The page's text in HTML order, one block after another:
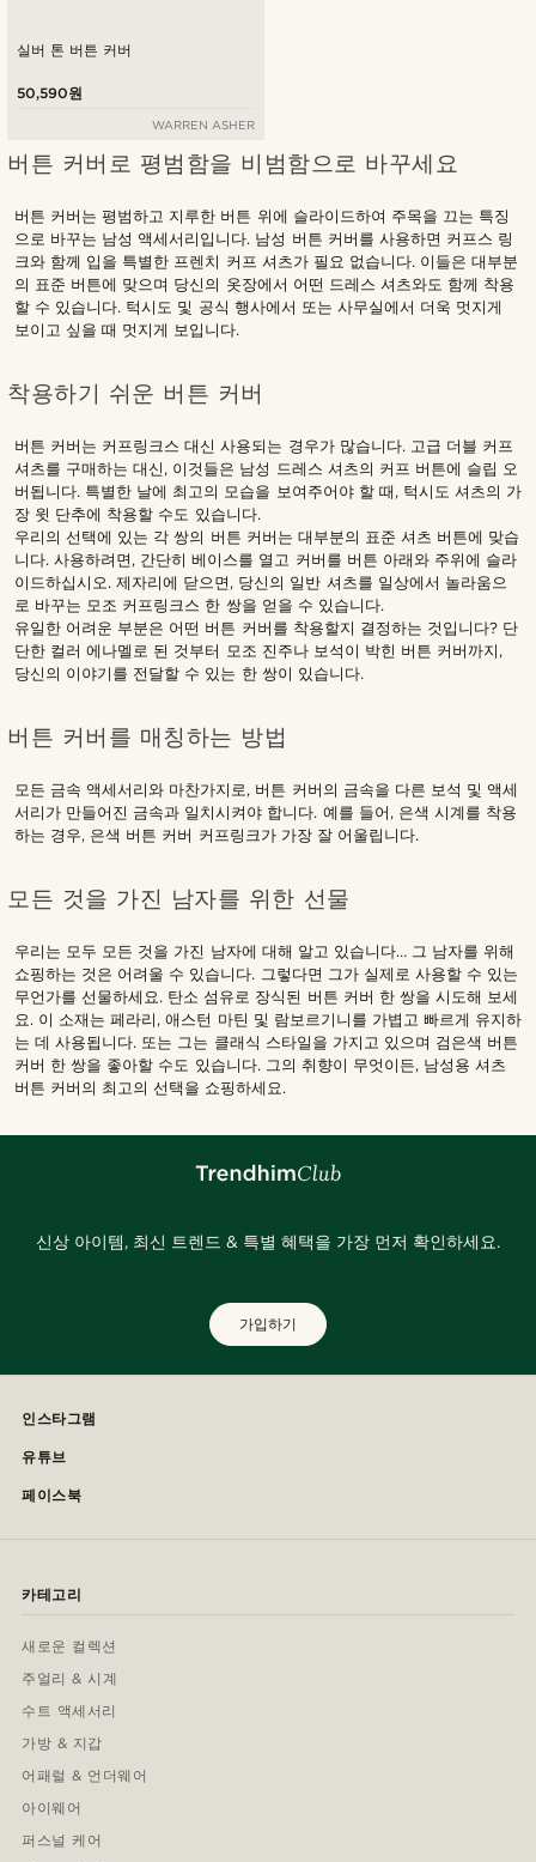
실버 톤 버튼 커버
50,590원
WARREN ASHER
버튼 커버로 평범함을 비범함으로 바꾸세요
버튼 커버는 평범하고 지루한 버튼 위에 슬라이드하여 주목을 끄는 특징
으로 바꾸는 남성 액세서리입니다. 남성 버튼 커버를 사용하면 커프스 링
크와 함께 입을 특별한 프렌치 커프 셔츠가 필요 없습니다. 이들은 대부분
의 표준 버튼에 맞으며 당신의 옷장에서 어떤 드레스 셔츠와도 함께 착용
할 수 있습니다. 턱시도 및 공식 행사에서 또는 사무실에서 더욱 멋지게
보이고 싶을 때 멋지게 보입니다.
착용하기 쉬운 버튼 커버
버튼 커버는 커프링크스 대신 사용되는 경우가 많습니다. 고급 더블 커프
셔츠를 구매하는 대신, 이것들은 남성 드레스 셔츠의 커프 버튼에 슬립 오
버됩니다. 특별한 날에 최고의 모습을 보여주어야 할 때, 턱시도 셔츠의 가
장 윗 단추에 착용할 수도 있습니다.
우리의 선택에 있는 각 쌍의 버튼 커버는 대부분의 표준 셔츠 버튼에 맞습
니다. 사용하려면, 간단히 베이스를 열고 커버를 버튼 아래와 주위에 슬라
이드하십시오. 제자리에 닫으면, 당신의 일반 셔츠를 일상에서 놀라움으
로 바꾸는 모조 커프링크스 한 쌍을 얻을 수 있습니다.
유일한 어려운 부분은 어떤 버튼 커버를 착용할지 결정하는 것입니다? 단
단한 컬러 에나멜로 된 것부터 모조 진주나 보석이 박힌 버튼 커버까지,
당신의 이야기를 전달할 수 있는 한 쌍이 있습니다.
버튼 커버를 매칭하는 방법
모든 금속 액세서리와 마찬가지로, 버튼 커버의 금속을 다른 보석 및 액세
서리가 만들어진 금속과 일치시켜야 합니다. 예를 들어, 은색 시계를 착용
하는 경우, 은색 버튼 커버 커프링크가 가장 잘 어울립니다.
모든 것을 가진 남자를 위한 선물
우리는 모두 모든 것을 가진 남자에 대해 알고 있습니다… 그 남자를 위해
쇼핑하는 것은 어려울 수 있습니다. 그렇다면 그가 실제로 사용할 수 있는
무언가를 선물하세요. 탄소 섬유로 장식된 버튼 커버 한 쌍을 시도해 보세
요. 이 소재는 페라리, 애스턴 마틴 및 람보르기니를 가볍고 빠르게 유지하
는 데 사용됩니다. 또는 그는 클래식 스타일을 가지고 있으며 검은색 버튼
커버 한 쌍을 좋아할 수도 있습니다. 그의 취향이 무엇이든, 남성용 셔츠
버튼 커버의 최고의 선택을 쇼핑하세요.
신상 아이템, 최신 트렌드 & 특별 혜택을 가장 먼저 확인하세요.
가입하기
인스타그램
유튜브
페이스북
카테고리
새로운 컬렉션
주얼리 & 시계
수트 액세서리
가방 & 지갑
어패럴 & 언더웨어
아이웨어
퍼스널 케어